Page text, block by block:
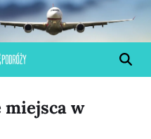
miejsca w